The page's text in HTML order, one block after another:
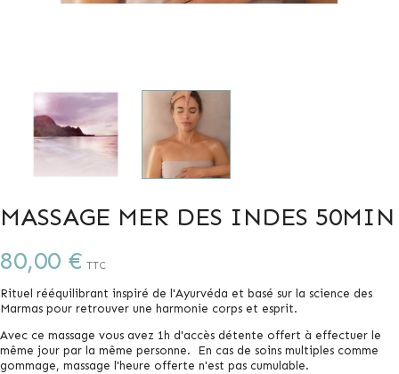
MASSAGE MER DES INDES 50MIN
80,00 € TTC
Rituel rééquilibrant inspiré de l'Ayurvéda et basé sur la science des
Marmas pour retrouver une harmonie corps et esprit.
Avec ce massage vous avez 1h d'accès détente offert à effectuer le
même jour par la même personne. En cas de soins multiples comme
gommage, massage l'heure offerte n'est pas cumulable.